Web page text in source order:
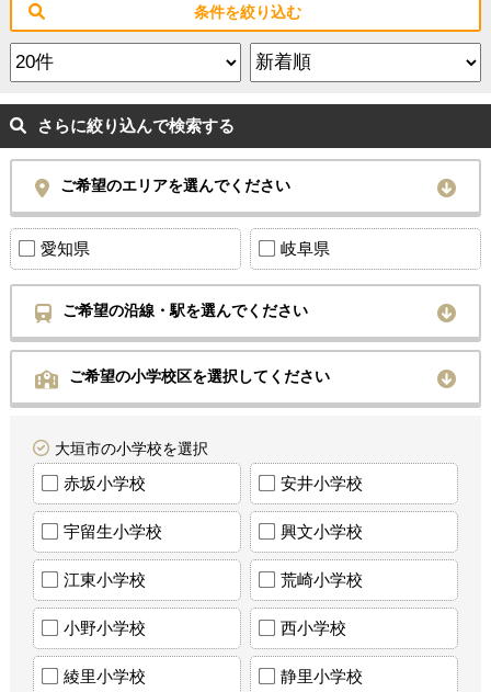
条件を絞り込む
さらに絞り込んで検索する
ご希望のエリアを選んでください
愛知県 岐阜県
ご希望の沿線・駅を選んでください
ご希望の小学校区を選択してください
大垣市の小学校を選択
赤坂小学校 安井小学校
宇留生小学校 興文小学校
江東小学校 荒崎小学校
小野小学校 西小学校
綾里小学校 静里小学校